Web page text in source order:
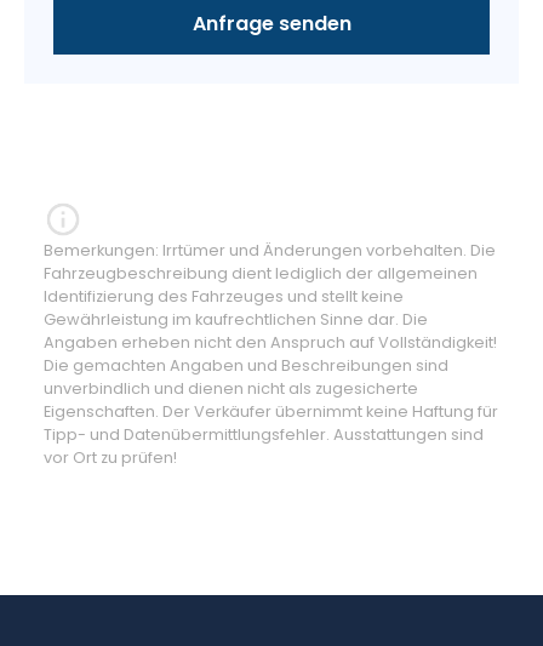
Bemerkungen: Irrtümer und Änderungen vorbehalten. Die
Fahrzeugbeschreibung dient lediglich der allgemeinen
Identifizierung des Fahrzeuges und stellt keine
Gewährleistung im kaufrechtlichen Sinne dar. Die
Angaben erheben nicht den Anspruch auf Vollständigkeit!
Die gemachten Angaben und Beschreibungen sind
unverbindlich und dienen nicht als zugesicherte
Eigenschaften. Der Verkäufer übernimmt keine Haftung für
Tipp- und Datenübermittlungsfehler. Ausstattungen sind
vor Ort zu prüfen!